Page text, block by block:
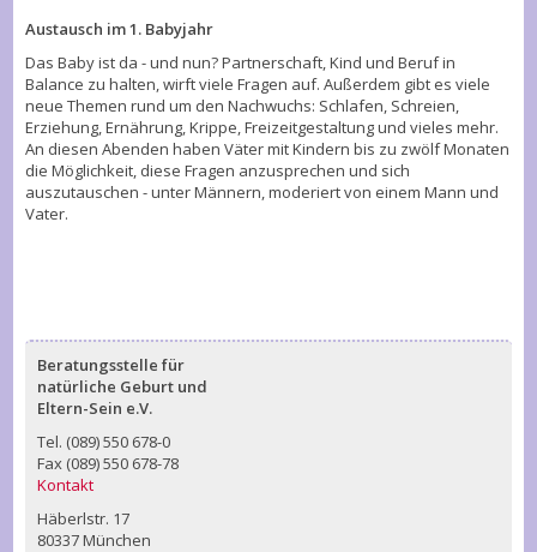
Austausch im 1. Babyjahr
Das Baby ist da - und nun? Partnerschaft, Kind und Beruf in
Balance zu halten, wirft viele Fragen auf. Außerdem gibt es viele
neue Themen rund um den Nachwuchs: Schlafen, Schreien,
Erziehung, Ernährung, Krippe, Freizeitgestaltung und vieles mehr.
An diesen Abenden haben Väter mit Kindern bis zu zwölf Monaten
die Möglichkeit, diese Fragen anzusprechen und sich
auszutauschen - unter Männern, moderiert von einem Mann und
Vater.
Beratungsstelle für
natürliche Geburt und
Eltern-Sein e.V.
Tel. (089) 550 678-0
Fax (089) 550 678-78
Kontakt
Häberlstr. 17
80337 München